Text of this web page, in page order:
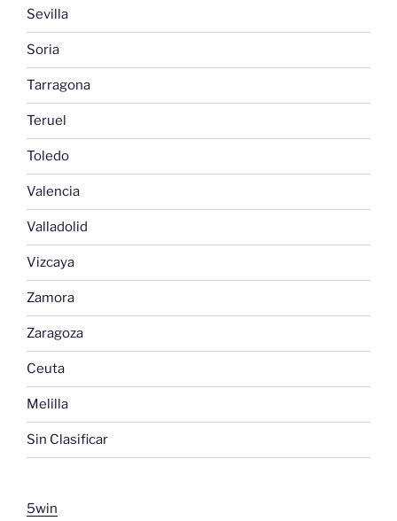
Sevilla
Soria
Tarragona
Teruel
Toledo
Valencia
Valladolid
Vizcaya
Zamora
Zaragoza
Ceuta
Melilla
Sin Clasificar
5win